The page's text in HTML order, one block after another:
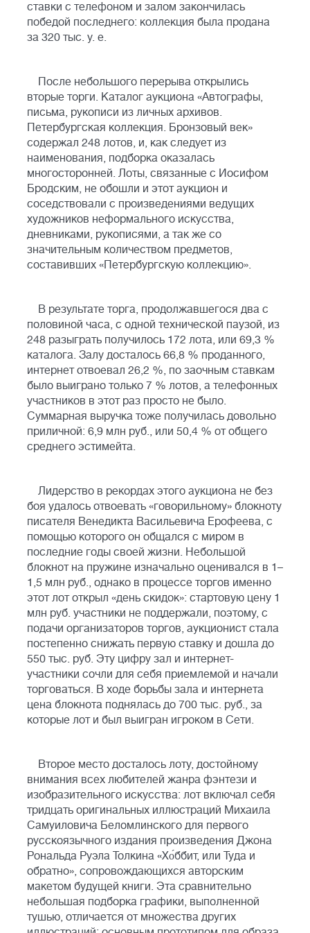
ставки с телефоном и залом закончилась
победой последнего: коллекция была продана
за 320 тыс. у. е.
После небольшого перерыва открылись
вторые торги. Каталог аукциона «Автографы,
письма, рукописи из личных архивов.
Петербургская коллекция. Бронзовый век»
содержал 248 лотов, и, как следует из
наименования, подборка оказалась
многосторонней. Лоты, связанные с Иосифом
Бродским, не обошли и этот аукцион и
соседствовали с произведениями ведущих
художников неформального искусства,
дневниками, рукописями, а так же со
значительным количеством предметов,
составивших «Петербургскую коллекцию».
В результате торга, продолжавшегося два с
половиной часа, с одной технической паузой, из
248 разыграть получилось 172 лота, или 69,3 %
каталога. Залу досталось 66,8 % проданного,
интернет отвоевал 26,2 %, по заочным ставкам
было выиграно только 7 % лотов, а телефонных
участников в этот раз просто не было.
Суммарная выручка тоже получилась довольно
приличной: 6,9 млн руб., или 50,4 % от общего
среднего эстимейта.
Лидерство в рекордах этого аукциона не без
боя удалось отвоевать «говорильному» блокноту
писателя Венедикта Васильевича Ерофеева, с
помощью которого он общался с миром в
последние годы своей жизни. Небольшой
блокнот на пружине изначально оценивался в 1–
1,5 млн руб., однако в процессе торгов именно
этот лот открыл «день скидок»: стартовую цену 1
млн руб. участники не поддержали, поэтому, с
подачи организаторов торгов, аукционист стала
постепенно снижать первую ставку и дошла до
550 тыс. руб. Эту цифру зал и интернет-
участники сочли для себя приемлемой и начали
торговаться. В ходе борьбы зала и интернета
цена блокнота поднялась до 700 тыс. руб., за
которые лот и был выигран игроком в Сети.
Второе место досталось лоту, достойному
внимания всех любителей жанра фэнтези и
изобразительного искусства: лот включал себя
тридцать оригинальных иллюстраций Михаила
Самуиловича Беломлинского для первого
русскоязычного издания произведения Джона
Рональда Руэла Толкина «Хо́ббит, или Туда и
обратно», сопровождающихся авторским
макетом будущей книги. Эта сравнительно
небольшая подборка графики, выполненной
тушью, отличается от множества других